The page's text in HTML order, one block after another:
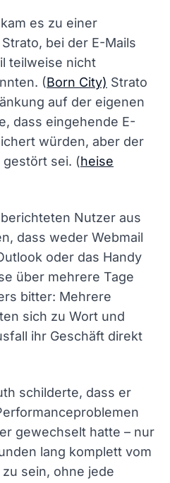
es zu einer
bei der E-Mails
teilweise nicht
(Born City) Strato
auf der eigenen
dass eingehende E-
würden, aber der
sei. (heise
Nutzer aus
dass weder Webmail
oder das Handy
über mehrere Tage
bitter: Mehrere
sich zu Wort und
ihr Geschäft direkt
schilderte, dass er
gewechselt hatte – nur
lang komplett vom
sein, ohne jede